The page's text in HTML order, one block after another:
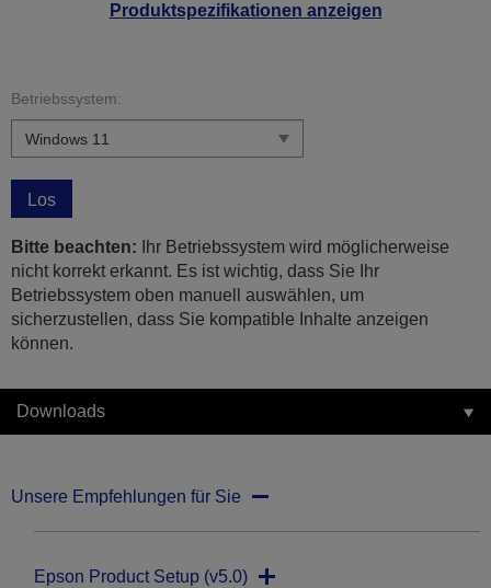
Produktspezifikationen anzeigen
Betriebssystem:
Los
Bitte beachten: Ihr Betriebssystem wird möglicherweise
nicht korrekt erkannt. Es ist wichtig, dass Sie Ihr
Betriebssystem oben manuell auswählen, um
sicherzustellen, dass Sie kompatible Inhalte anzeigen
können.
Downloads
Unsere Empfehlungen für Sie
Epson Product Setup (v5.0)